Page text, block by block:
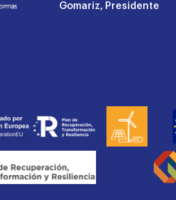
Gomariz, Presidente